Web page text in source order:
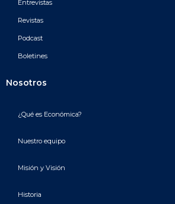
Entrevistas
Revistas
Podcast
Boletines
Nosotros
¿Qué es Económica?
Nuestro equipo
Misión y Visión
Historia